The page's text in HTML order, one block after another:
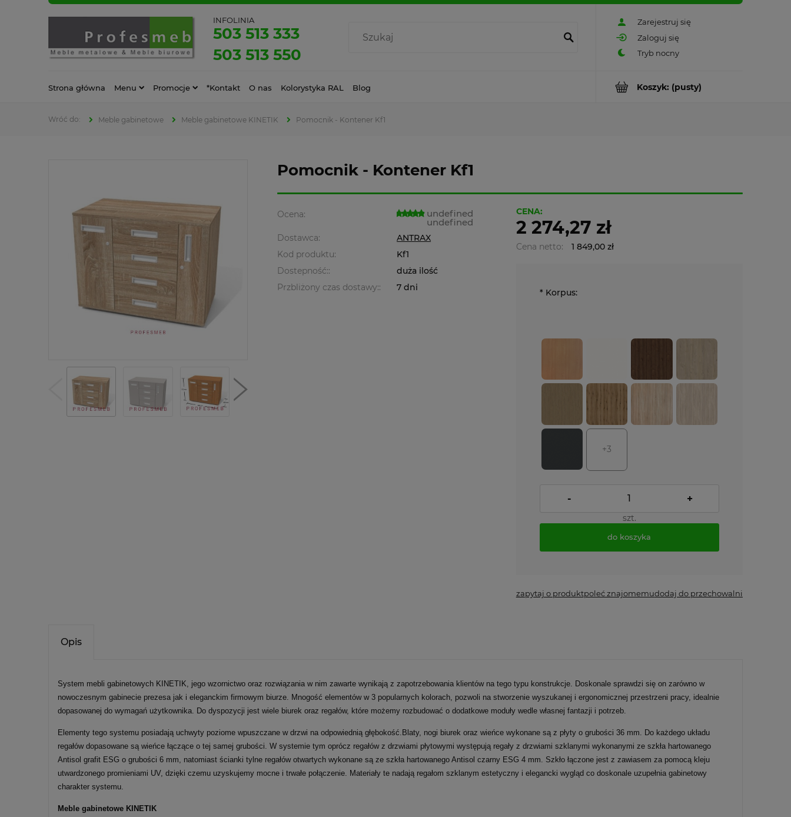
Zarejestruj się
Zaloguj się
INFOLINIA
503 513 333
503 513 550
Koszyk: (pusty)
Strona główna Menu Promocje *Kontakt O nas Kolorystyka RAL Blog
Meble gabinetowe Meble gabinetowe KINETIK Pomocnik - Kontener Kf1
Pomocnik - Kontener Kf1
Ocena: undefined
undefined
Dostawca:
ANTRAX
Kod produktu:
Kf1
Dostepność::
duża ilość
Przbliżony czas dostawy::
7 dni
CENA:
2 274,27 zł
Cena netto: 1 849,00 zł
* Korpus:
+3
- +
szt.
do koszyka
zapytaj o produktpoleć znajomemudodaj do przechowalni
Opis
System mebli gabinetowych KINETIK, jego wzornictwo oraz rozwiązania w nim zawarte wynikają z zapotrzebowania klientów na tego typu konstrukcje. Doskonale sprawdzi się on zarówno w
nowoczesnym gabinecie prezesa jak i eleganckim firmowym biurze. Mnogość elementów w 3 popularnych kolorach, pozwoli na stworzenie wyszukanej i ergonomicznej przestrzeni pracy, idealnie
dopasowanej do wymagań użytkownika. Do dyspozycji jest wiele biurek oraz regałów, które możemy rozbudować o dodatkowe moduły wedle własnej fantazji i potrzeb.
Elementy tego systemu posiadają uchwyty poziome wpuszczane w drzwi na odpowiednią głębokość.Blaty, nogi biurek oraz wieńce wykonane są z płyty o grubości 36 mm. Do każdego układu
regałów dopasowane są wieńce łączące o tej samej grubości. W systemie tym oprócz regałów z drzwiami płytowymi występują regały z drzwiami szklanymi wykonanymi ze szkła hartowanego
Antisol grafit ESG o grubości 6 mm, natomiast ścianki tylne regałów otwartych wykonane są ze szkła hartowanego Antisol czarny ESG 4 mm. Szkło łączone jest z zawiasem za pomocą kleju
utwardzonego promieniami UV, dzięki czemu uzyskujemy mocne i trwałe połączenie. Materiały te nadają regałom szklanym estetyczny i elegancki wygląd co doskonale uzupełnia gabinetowy
charakter systemu.
Meble gabinetowe KINETIK